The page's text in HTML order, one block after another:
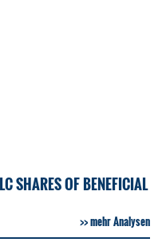
SHARES OF BENEFICIAL
mehr Analysen